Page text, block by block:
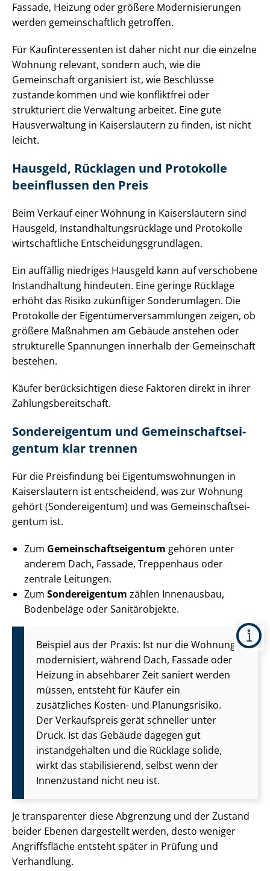
Fassade, Heizung oder größere Mo­der­ni­sie­run­gen
werden ge­mein­schaft­lich getroffen.
Für Kauf­in­ter­es­sen­ten ist daher nicht nur die einzelne
Wohnung relevant, sondern auch, wie die
Gemeinschaft organisiert ist, wie Beschlüsse
zustande kommen und wie konfliktfrei oder
strukturiert die Verwaltung arbeitet. Eine gute
Hausverwaltung in Kaiserslautern zu finden, ist nicht
leicht.
Hausgeld, Rücklagen und Protokolle
beeinflussen den Preis
Beim Verkauf einer Wohnung in Kaiserslautern sind
Hausgeld, In­stand­hal­tungs­rück­la­ge und Protokolle
wirtschaftliche Ent­schei­dungs­grund­la­gen.
Ein auffällig niedriges Hausgeld kann auf verschobene
Instandhaltung hindeuten. Eine geringe Rücklage
erhöht das Risiko zukünftiger Sonderumlagen. Die
Protokolle der Ei­gen­tü­mer­ver­samm­lun­gen zeigen, ob
größere Maßnahmen am Gebäude anstehen oder
strukturelle Spannungen innerhalb der Gemeinschaft
bestehen.
Käufer berücksichtigen diese Faktoren direkt in ihrer
Zah­lungs­be­reit­schaft.
Sondereigentum und Ge­mein­schafts­ei­
gen­tum klar trennen
Für die Preisfindung bei Ei­gen­tums­woh­nun­gen in
Kaiserslautern ist entscheidend, was zur Wohnung
gehört (Sondereigentum) und was Ge­mein­schafts­ei­
gen­tum ist.
Zum Ge­mein­schafts­ei­gen­tum gehören unter
anderem Dach, Fassade, Treppenhaus oder
zentrale Leitungen.
Zum Sondereigentum zählen Innenausbau,
Bodenbeläge oder Sanitärobjekte.
Beispiel aus der Praxis: Ist nur die Wohnung
modernisiert, während Dach, Fassade oder
Heizung in absehbarer Zeit saniert werden
müssen, entsteht für Käufer ein
zusätzliches Kosten- und Planungsrisiko.
Der Verkaufspreis gerät schneller unter
Druck. Ist das Gebäude dagegen gut
instandgehalten und die Rücklage solide,
wirkt das stabilisierend, selbst wenn der
Innenzustand nicht neu ist.
Je transparenter diese Abgrenzung und der Zustand
beider Ebenen dargestellt werden, desto weniger
Angriffsfläche entsteht später in Prüfung und
Verhandlung.